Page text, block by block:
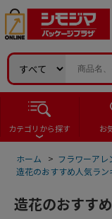
カテゴリから探す お
ホーム > フラワーアレ
造花のおすすめ人気ラン
造花のおすす